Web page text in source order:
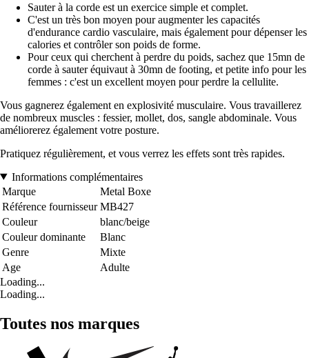
Sauter à la corde est un exercice simple et complet.
C'est un très bon moyen pour augmenter les capacités
d'endurance cardio vasculaire, mais également pour dépenser les
calories et contrôler son poids de forme.
Pour ceux qui cherchent à perdre du poids, sachez que 15mn de
corde à sauter équivaut à 30mn de footing, et petite info pour les
femmes : c'est un excellent moyen pour perdre la cellulite.
Vous gagnerez également en explosivité musculaire. Vous travaillerez
de nombreux muscles : fessier, mollet, dos, sangle abdominale. Vous
améliorerez également votre posture.
Pratiquez régulièrement, et vous verrez les effets sont très rapides.
Informations complémentaires
Marque
Metal Boxe
Référence fournisseur MB427
Couleur
blanc/beige
Couleur dominante
Blanc
Genre
Mixte
Age
Adulte
Loading...
Loading...
Toutes nos marques